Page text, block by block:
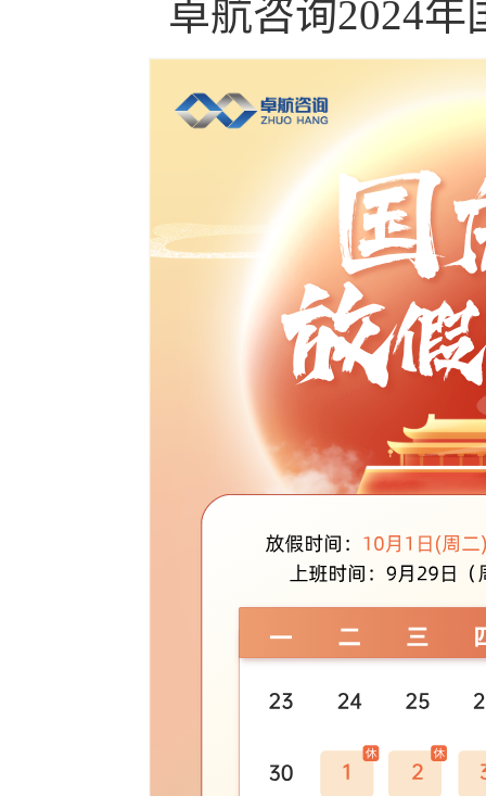
卓航咨询2024年